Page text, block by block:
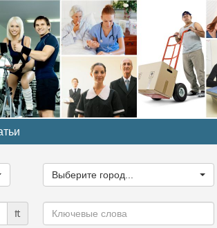
город...
Выберите город...
₶
Ключевые
слова